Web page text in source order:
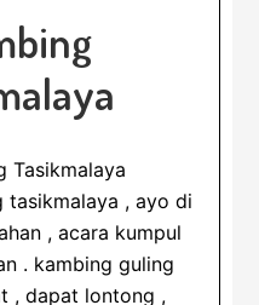
Tasikmalaya
tasikmalaya , ayo di
, acara kumpul
. kambing guling
, dapat lontong ,